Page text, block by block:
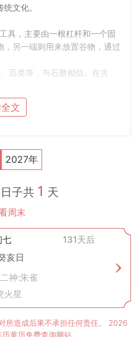
文化。
具，主要由一根杠杆和一个固
另一端则用来放置谷物，通过
豆类等，与石磨相似。在古
的农具。在传统农业社会中，
日，以期获得更好的使用效果
运和丰收。因此，黄历不仅仅
开业等重要事件，也包括了
的碓和硙了，但“安碓硙”这一
了新的意义。它不仅代表了对过
美好生活的祈愿。在某些地
会参照黄历上“安碓硙”的日子
希望以此获得吉祥如意。
现了中国传统文化中对于时间
文
2027年
子共 1 天
周末
七
131天后
亥日
神:朱雀
火星
所造成后果不承担任何责任。 2026
历黄历免费查询网站